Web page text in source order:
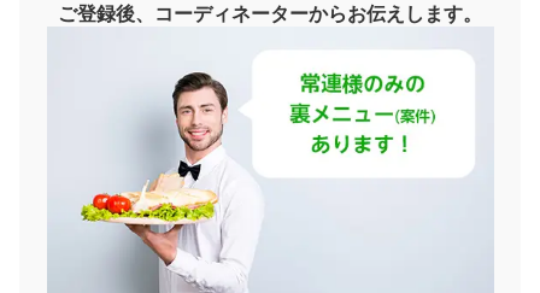
ご登録後、コーディネーターからお伝えします。